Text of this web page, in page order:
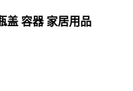
盖 容器 家居用品